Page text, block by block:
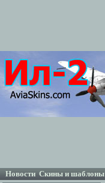
Новости Скины и шаблоны